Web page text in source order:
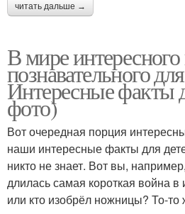
читать дальше →
В мире
познавательного
Интересные факты
фото)
Вот очередная порция
наши интересные факты для
никто не знает. Вот вы,
длилась самая короткая война в
или кто изобрёл ножницы? То-то